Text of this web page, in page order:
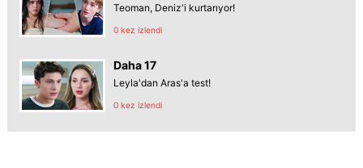
Teoman, Deniz'i kurtarıyor!
0 kez izlendi
Daha 17
Leyla'dan Aras'a test!
0 kez izlendi